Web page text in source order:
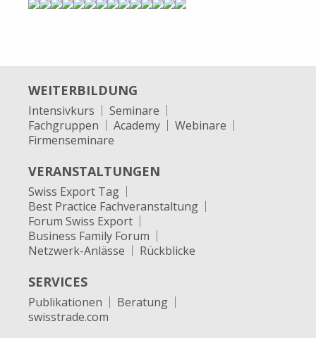
WEITERBILDUNG
Intensivkurs
Seminare
Fachgruppen
Academy
Webinare
Firmenseminare
VERANSTALTUNGEN
Swiss Export Tag
Best Practice Fachveranstaltung
Forum Swiss Export
Business Family Forum
Netzwerk-Anlässe
Rückblicke
SERVICES
Publikationen
Beratung
swisstrade.com